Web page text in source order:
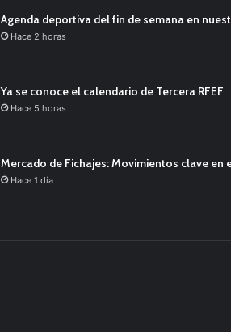
Agenda deportiva del fin de semana en
Hace 2 horas
Ya se conoce el calendario de Tercera RFEF
Hace 5 horas
Mercado de Fichajes: Movimientos clave en
Hace 1 día